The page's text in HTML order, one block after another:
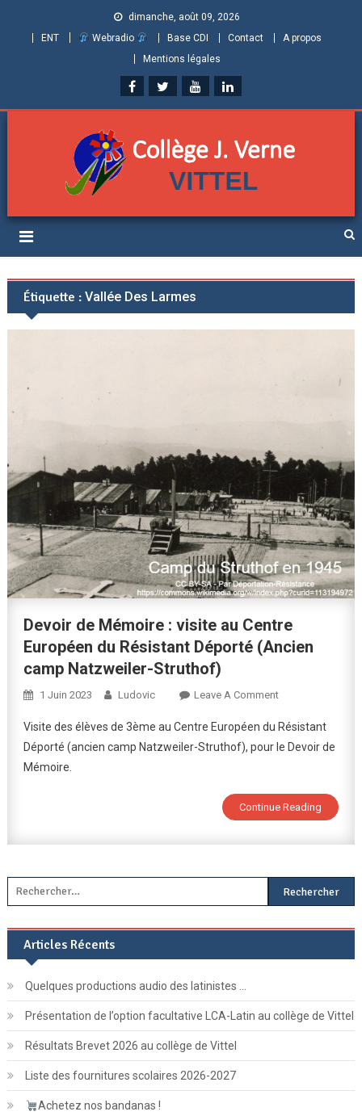
dimanche, août 09, 2026
ENT
Webradio Base CDI Contact
A propos
Mentions légales
Collège Jules Verne de
Vittel (Vosges)
Étiquette : Vallée Des Larmes
Devoir de Mémoire : visite au Centre
Européen du Résistant Déporté (Ancien
camp Natzweiler-Struthof)
1 Juin 2023 Ludovic Leave A CommentOn
De
Mémoire
Au
Centre
Résistant
Déporté
Visite des élèves de 3ème au Centre Européen du Résistant
Déporté (ancien camp Natzweiler-Struthof), pour le Devoir de
Mémoire.
Continue Reading
Rechercher :
Articles Récents
Quelques productions audio des latinistes …
Présentation de l’option facultative LCA-Latin au collège de Vittel
Résultats Brevet 2026 au collège de Vittel
Liste des fournitures scolaires 2026-2027
Achetez nos bandanas !